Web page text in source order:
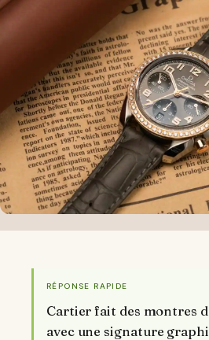
RÉPONSE RAPIDE
Cartier fait des montres
avec une signature